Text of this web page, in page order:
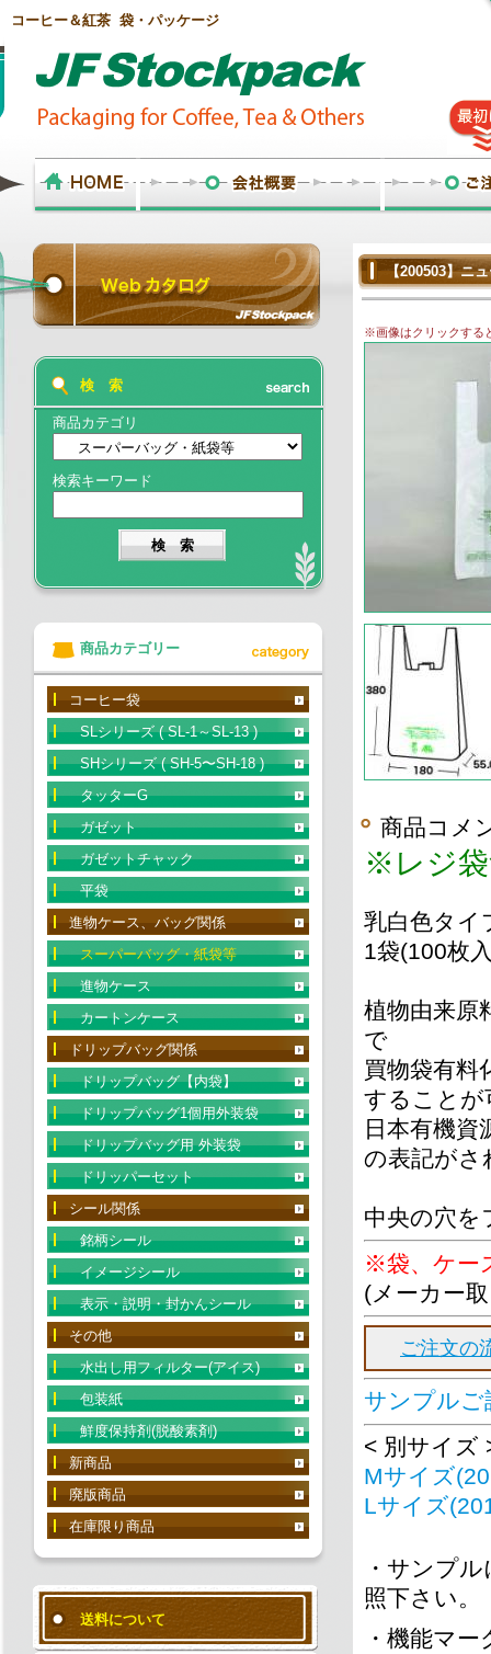
コーヒー＆紅茶 袋・パッケージ
【200503】ニ
※画像はクリックする
商品コメ
※レジ袋
乳白色タ
1袋(100枚
植物由来原
で
買物袋有料
することが
日本有機
の表記がさ
中央の穴を
※袋、ケー
(メーカー
ご注文の
サンプルご
< 別サイズ
Mサイズ
Lサイズ
・サンプ
照下さい。
・機能マ
検 索
商品カテゴリ
検索キーワード
商品カテゴリー
コーヒー袋
SLシリーズ ( SL-1～SL-13 )
SHシリーズ ( SH-5〜SH-18 )
タッターG
ガゼット
ガゼットチャック
平袋
進物ケース、バッグ関係
スーパーバッグ・紙袋等
進物ケース
カートンケース
ドリップバッグ関係
ドリップバッグ【内袋】
ドリップバッグ1個用外装袋
ドリップバッグ用 外装袋
ドリッパーセット
シール関係
銘柄シール
イメージシール
表示・説明・封かんシール
その他
水出し用フィルター(アイス)
包装紙
鮮度保持剤(脱酸素剤)
新商品
廃版商品
在庫限り商品
送料について